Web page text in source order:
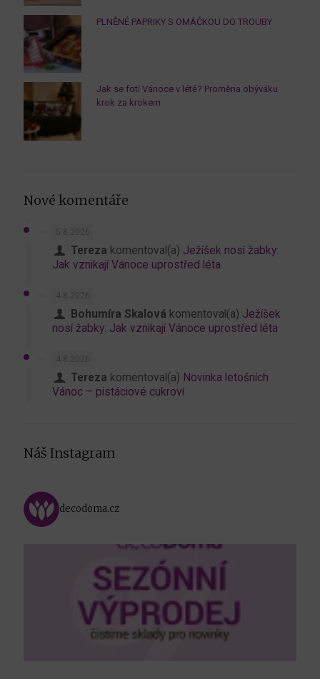
PLNĚNÉ PAPRIKY S OMÁČKOU DO TROUBY
Jak se fotí Vánoce v létě? Proměna obýváku
krok za krokem
Nové komentáře
5.8.2026
Tereza komentoval(a) Ježíšek nosí žabky:
Jak vznikají Vánoce uprostřed léta
4.8.2026
Bohumíra Skalová komentoval(a) Ježíšek
nosí žabky: Jak vznikají Vánoce uprostřed léta
4.8.2026
Tereza komentoval(a) Novinka letošních
Vánoc – pistáciové cukroví
Náš Instagram
decodoma.cz